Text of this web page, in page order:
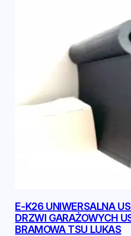
E-K26 UNIWERSALNA
DRZWI GARAŻOWYCH
BRAMOWA TSU LUKAS